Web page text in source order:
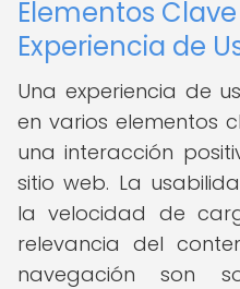
Elementos
Experiencia de
Una experiencia de
en varios elementos
una interacción
sitio web. La
la velocidad de
relevancia del
navegación son